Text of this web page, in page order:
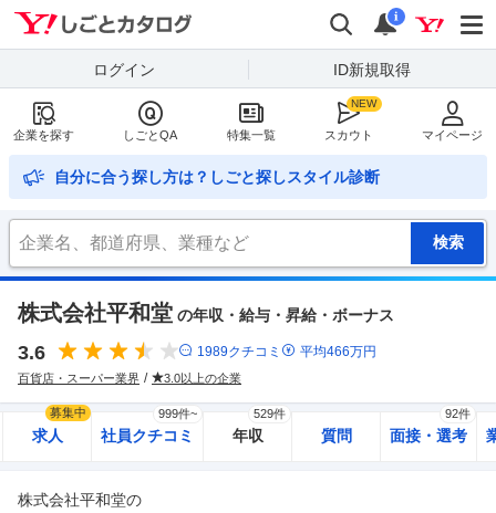
検索
通知
i
ログイン ID新規取得
企業を探す しごとQA 特集一覧 スカウト マイページ
自分に合う探し方は？しごと探しスタイル診断
株式会社平和堂 の年収・給与・昇給・ボーナス
3.6 1989クチコミ 平均466万円
百貨店・スーパー業界 3.0以上の企業
求人
募集中
社員クチコミ
999件~
年収
529件
質問 面接・選考
92件
株式会社平和堂の